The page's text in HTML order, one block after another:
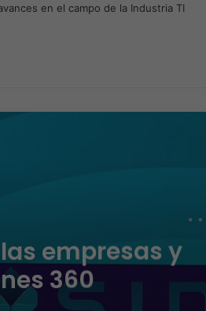
en el campo de la Industria TI
empresas y
360